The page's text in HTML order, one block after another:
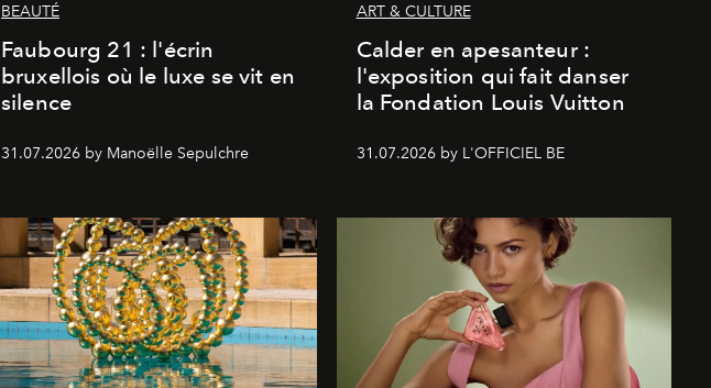
BEAUTÉ
Faubourg 21 : l'écrin
bruxellois où le luxe se vit en
silence
31.07.2026 by Manoëlle Sepulchre
ART & CULTURE
Calder en apesanteur :
l'exposition qui fait danser
la Fondation Louis Vuitton
31.07.2026 by L'OFFICIEL BE